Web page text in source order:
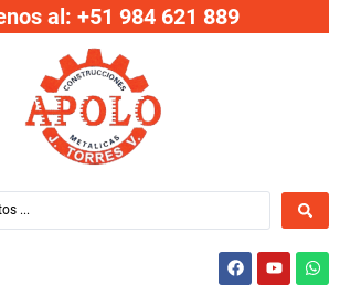
al: +51 984 621 889